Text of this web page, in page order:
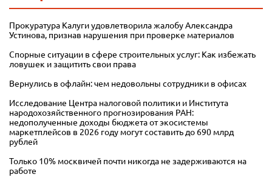
Прокуратура Калуги удовлетворила жалобу Александра
Устинова, признав нарушения при проверке материалов
Спорные ситуации в сфере строительных услуг: Как избежать
ловушек и защитить свои права
Вернулись в офлайн: чем недовольны сотрудники в офисах
Исследование Центра налоговой политики и Института
народохозяйственного прогнозирования РАН:
недополученные доходы бюджета от экосистемы
маркетплейсов в 2026 году могут составить до 690 млрд
рублей
Только 10% москвичей почти никогда не задерживаются на
работе